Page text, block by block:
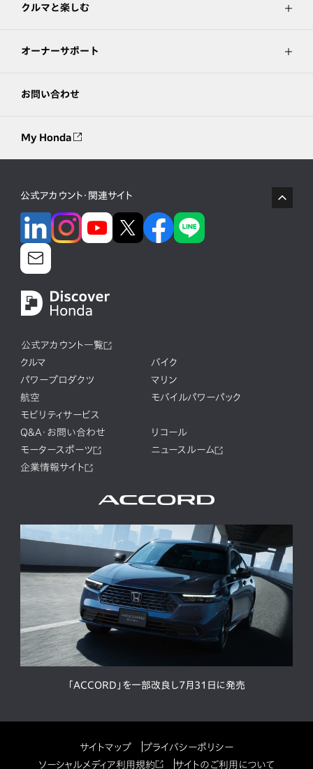
クルマと楽しむ
オーナーサポート
お問い合わせ
My Honda
公式アカウント・関連サイト
公式アカウント一覧
クルマ
バイク
パワープロダクツ
マリン
航空
モバイルパワーパック
モビリティサービス
Q&A・お問い合わせ
リコール
モータースポーツ
ニュースルーム
企業情報サイト
「ACCORD」を一部改良し7月31日に発売
サイトマップ
プライバシーポリシー
ソーシャルメディア利用規約
サイトのご利用について